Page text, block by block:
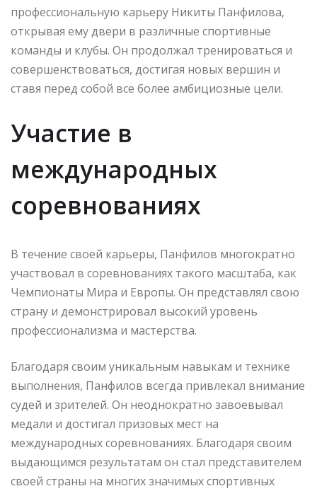
профессиональную карьеру Никиты Панфилова,
открывая ему двери в различные спортивные
команды и клубы. Он продолжал тренироваться и
совершенствоваться, достигая новых вершин и
ставя перед собой все более амбициозные цели.
Участие в
международных
соревнованиях
В течение своей карьеры, Панфилов многократно
участвовал в соревнованиях такого масштаба, как
Чемпионаты Мира и Европы. Он представлял свою
страну и демонстрировал высокий уровень
профессионализма и мастерства.
Благодаря своим уникальным навыкам и технике
выполнения, Панфилов всегда привлекал внимание
судей и зрителей. Он неоднократно завоевывал
медали и достигал призовых мест на
международных соревнованиях. Благодаря своим
выдающимся результатам он стал представителем
своей страны на многих значимых спортивных